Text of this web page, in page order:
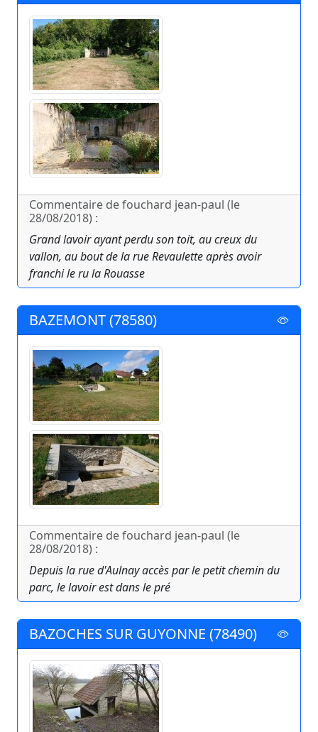
Commentaire de fouchard jean-paul (le
28/08/2018) :
Grand lavoir ayant perdu son toit, au creux du
vallon, au bout de la rue Revaulette après avoir
franchi le ru la Rouasse
BAZEMONT (78580)
Commentaire de fouchard jean-paul (le
28/08/2018) :
Depuis la rue d'Aulnay accès par le petit chemin du
parc, le lavoir est dans le pré
BAZOCHES SUR GUYONNE (78490)